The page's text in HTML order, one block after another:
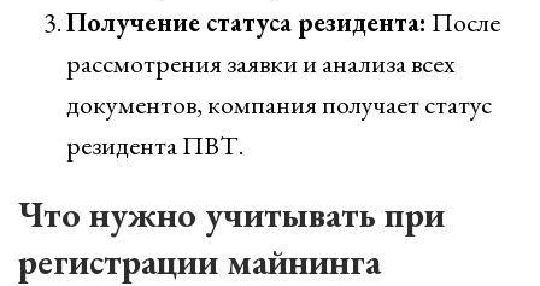
Получение статуса резидента: После
рассмотрения заявки и анализа всех
документов, компания получает статус
резидента ПВТ.
Что нужно учитывать при
регистрации майнинга